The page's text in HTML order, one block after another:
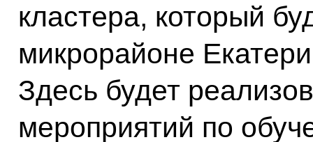
кластера, который
микрорайоне
Здесь будет
мероприятий по